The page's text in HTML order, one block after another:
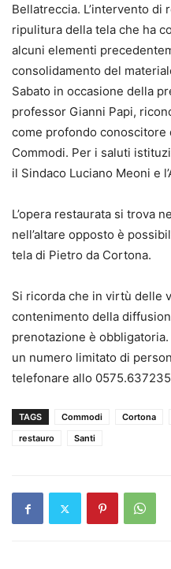
Bellatreccia. L’intervento di
ripulitura della tela che ha
alcuni elementi
consolidamento del
Sabato in occasione della
professor Gianni Papi,
come profondo conoscitore
Commodi. Per i saluti
il Sindaco Luciano Meoni e
L’opera restaurata si trova
nell’altare opposto è
tela di Pietro da Cortona.
Si ricorda che in virtù delle
contenimento della
prenotazione è obbligatoria.
un numero limitato di
telefonare allo
TAGS Commodi Cortona
restauro
Santi